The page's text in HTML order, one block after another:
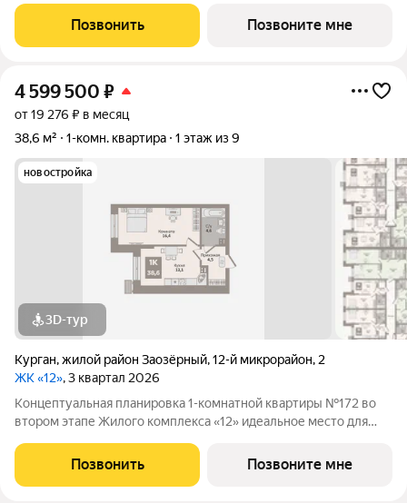
выдачи, новый бассейн и Ледовый дворец. Общая площадь
63,2 м включает: -
Позвонить Позвоните мне
4 599 500 ₽
от 19 276 ₽ в месяц
38,6 м²
1-комн. квартира 1 этаж из 9
новостройка
3D-тур
Курган,жилой район Заозёрный,12-й микрорайон, 2
ЖК «12», 3 квартал 2026
Концептуальная планировка 1-комнатной квартиры №172 во
втором этапе Жилого комплекса «12» идеальное место для
просторная кухня-гостиная (13,1м2), функциональная
гардеробная, . В квартире
Позвонить Позвоните мне